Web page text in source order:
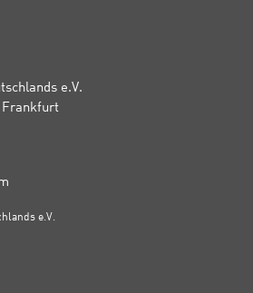
e.V.
Frankfurt
e.V.